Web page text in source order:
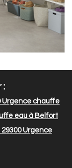
:
Urgence chauffe
eau à Belfort
Urgence